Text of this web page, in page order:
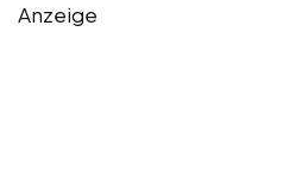
Anzeige